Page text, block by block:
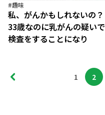
#趣味
私、がんかもしれないの？
33歳なのに乳がんの疑いで
検査をすることになり
1 2